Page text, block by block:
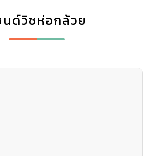
นด์วิชห่อกล้วย